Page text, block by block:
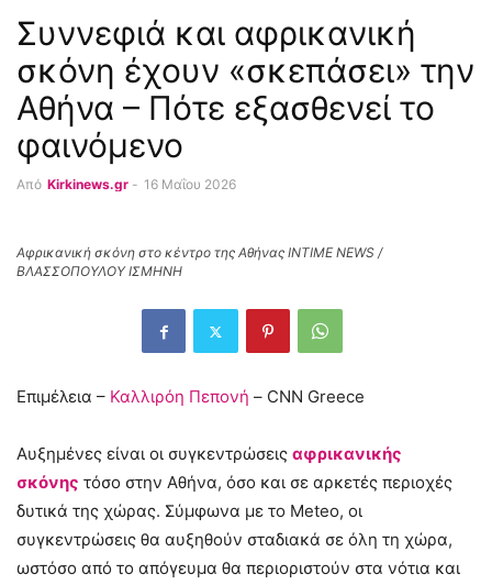
Συννεφιά και αφρικανική
σκόνη έχουν «σκεπάσει» την
Αθήνα – Πότε εξασθενεί το
φαινόμενο
Από Kirkinews.gr - 16 Μαΐου 2026
Αφρικανική σκόνη στο κέντρο της Αθήνας INTIME NEWS /
ΒΛΑΣΣΟΠΟΥΛΟΥ ΙΣΜΗΝΗ
Επιμέλεια – Καλλιρόη Πεπονή – CNN Greece
Αυξημένες είναι οι συγκεντρώσεις αφρικανικής
σκόνης τόσο στην Αθήνα, όσο και σε αρκετές περιοχές
δυτικά της χώρας. Σύμφωνα με το Meteo, οι
συγκεντρώσεις θα αυξηθούν σταδιακά σε όλη τη χώρα,
ωστόσο από το απόγευμα θα περιοριστούν στα νότια και